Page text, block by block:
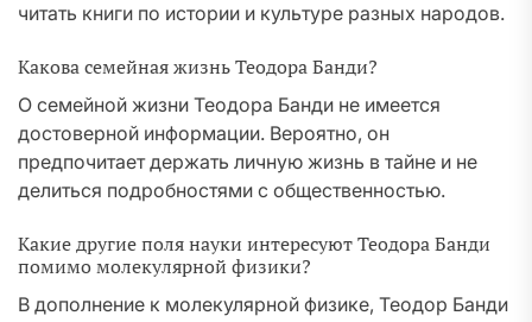
читать книги по истории и культуре разных народов.
Какова семейная жизнь Теодора Банди?
О семейной жизни Теодора Банди не имеется
достоверной информации. Вероятно, он
предпочитает держать личную жизнь в тайне и не
делиться подробностями с общественностью.
Какие другие поля науки интересуют Теодора Банди
помимо молекулярной физики?
В дополнение к молекулярной физике, Теодор Банди